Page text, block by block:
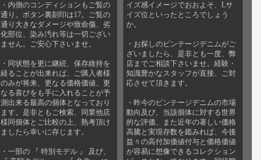
・内側のコンディションもご覧の
通り。ボタン裏刻印は17。ご覧の
通り大きなダメージや致命傷、劣
化部位、染み汚れ等は一切ござい
ません。ご安心下さいませ。
・同状態を更に継続、保存維持を
経ることが出来れば、ご購入者様
のみが将来、更なる価格価値、更
なる喜びをも手に入れることが予
測出来る最高の個体となっており
ます。是非ともご検索、同業他店
様同個体とご比較の上、熟考頂け
ましたら幸いに存じます。
・一部の 『 特別モデル 』 及び、
イズ感イメージでおおよそ、Lサ
イズ位といったところでしょう
か。
・お探しのビンテージデニムがご
ざいましたら、是非とも一度、弊
店までご相談下さいませ。経験・
知識豊かなスタッフが直接、ご対
応させて頂きます。
・昨今のビンテージデニムの市場
動向及び、当該個体に対する世界
的な評価、また近年の著しい価格
高騰と実現存数を鑑みれば、今後
益々の高付加価値付与と価格価値
が容易に想像できるコレクション